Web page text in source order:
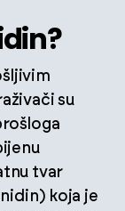
su
tvar
koja je